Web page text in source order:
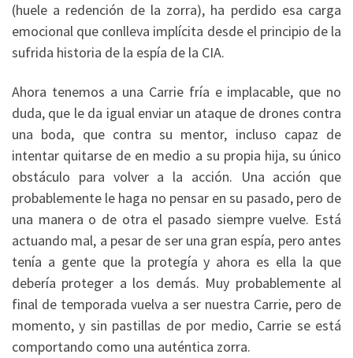
(huele a redención de la zorra), ha perdido esa carga
emocional que conlleva implícita desde el principio de la
sufrida historia de la espía de la CIA.
Ahora tenemos a una Carrie fría e implacable, que no
duda, que le da igual enviar un ataque de drones contra
una boda, que contra su mentor, incluso capaz de
intentar quitarse de en medio a su propia hija, su único
obstáculo para volver a la acción. Una acción que
probablemente le haga no pensar en su pasado, pero de
una manera o de otra el pasado siempre vuelve. Está
actuando mal, a pesar de ser una gran espía, pero antes
tenía a gente que la protegía y ahora es ella la que
debería proteger a los demás. Muy probablemente al
final de temporada vuelva a ser nuestra Carrie, pero de
momento, y sin pastillas de por medio, Carrie se está
comportando como una auténtica zorra.